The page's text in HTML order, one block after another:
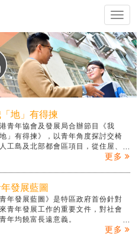
Toggle
地」有得揀
青年協會及發展局合辦節目《我
地」有得揀》，以青年角度探討交椅
工島及北部都會區項目，從住屋、
業及旅遊三大範疇提出可行建議。
更多
發展藍圖
青年發展藍圖》是特區政府首份針對
青年發展工作的重要文件，對社會
年均饒富長遠意義。
更多